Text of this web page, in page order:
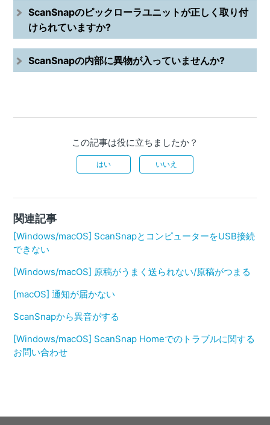
ScanSnapのピックローラユニットが正しく取り付
けられていますか?
ScanSnapの内部に異物が入っていませんか?
この記事は役に立ちましたか？
はい いいえ
関連記事
[Windows/macOS] ScanSnapとコンピューターをUSB接続
できない
[Windows/macOS] 原稿がうまく送られない/原稿がつまる
[macOS] 通知が届かない
ScanSnapから異音がする
[Windows/macOS] ScanSnap Homeでのトラブルに関する
お問い合わせ